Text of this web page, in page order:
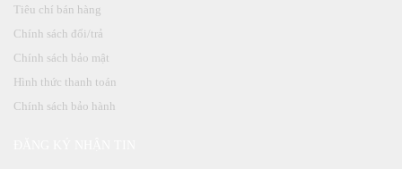
Tiêu chí bán hàng
Chính sách đổi/trả
Chính sách bảo mật
Hình thức thanh toán
Chính sách bảo hành